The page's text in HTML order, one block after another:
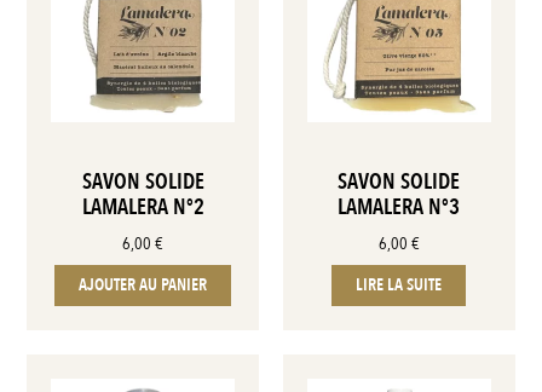
SAVON SOLIDE
LAMALERA N°2
6,00€
AJOUTER AU PANIER
SAVON SOLIDE
LAMALERA N°3
6,00 €
LIRE LA SUITE